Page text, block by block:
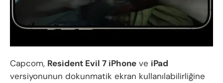
Capcom, Resident Evil 7 iPhone ve iPad
versiyonunun dokunmatik ekran kullanılabilirliğine